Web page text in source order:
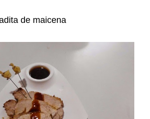
de maicena